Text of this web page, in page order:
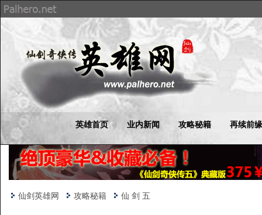
英雄首页 业内新闻 攻略秘籍 再续前缘
仙剑英雄网 攻略秘籍 仙 剑 五